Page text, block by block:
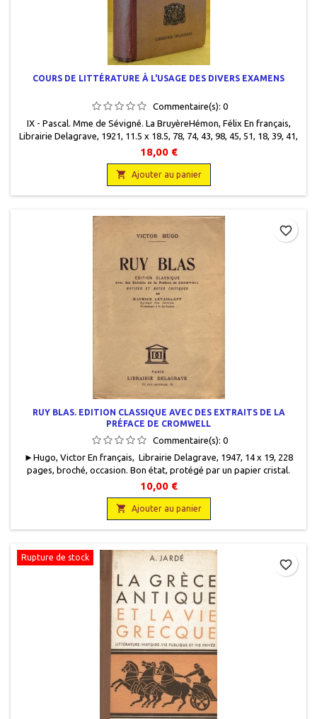
COURS DE LITTÉRATURE À L'USAGE DES DIVERS EXAMENS
Commentaire(s): 0
IX - Pascal. Mme de Sévigné. La BruyèreHémon, Félix En français,
Librairie Delagrave, 1921, 11.5 x 18.5, 78, 74, 43, 98, 45, 51, 18, 39, 41,
30 pages, relié, occasion. Très bon état. Quelques défauts mineurs
sur la couverture (petits coups en bordure). Demi percaline bordeau.
Titre imprimé en noir sur le dos. Plats cartonnés violine clair. Titre
imprimé...
18,00 €
 Ajouter au panier
RUY BLAS. EDITION CLASSIQUE AVEC DES EXTRAITS DE LA
PRÉFACE DE CROMWELL
Commentaire(s): 0
► Hugo, Victor En français, Librairie Delagrave, 1947, 14 x 19, 228
pages, broché, occasion . Bon état, protégé par un papier cristal.
Tampon Hommage de l'éditeur sur la page de titre. Quelques
rousseurs.
10,00 €
 Ajouter au panier
favorite_border
Rupture de stock
favorite_border